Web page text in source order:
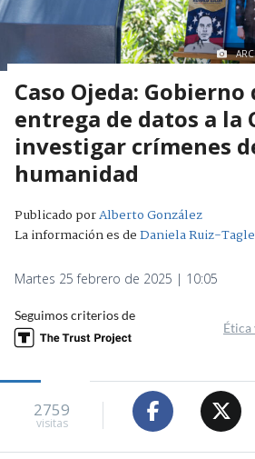
Caso Ojeda: Gobierno
entrega de datos a la
investigar crímenes
humanidad
Publicado porAlberto González
La información es deDaniela Ruiz-Tagle
Martes 25 febrero de 2025 | 10:05
Seguimos criterios de
Ética
2759
visitas